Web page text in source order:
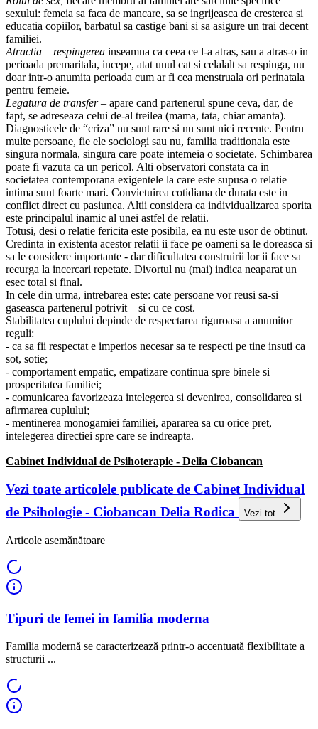
sexului: femeia sa faca de mancare, sa se ingrijeasca de cresterea si
educatia copiilor, barbatul sa castige bani si sa asigure un trai decent
familiei.
Atractia – respingerea inseamna ca ceea ce l-a atras, sau a atras-o in
perioada premaritala, incepe, atat unul cat si celalalt sa respinga, nu
doar intr-o anumita perioada cum ar fi cea menstruala ori perinatala
pentru femeie.
Legatura de transfer– apare cand partenerul spune ceva, dar, de
fapt, se adreseaza celui de-al treilea (mama, tata, chiar amanta).
Diagnosticele de “criza” nu sunt rare si nu sunt nici recente. Pentru
multe persoane, fie ele sociologi sau nu, familia traditionala este
singura normala, singura care poate intemeia o societate. Schimbarea
poate fi vazuta ca un pericol. Alti observatori constata ca in
societatea contemporana exigentele la care este supusa o relatie
intima sunt foarte mari. Convietuirea cotidiana de durata este in
conflict direct cu pasiunea. Altii considera ca individualizarea sporita
este principalul inamic al unei astfel de relatii.
Totusi, desi o relatie fericita este posibila, ea nu este usor de obtinut.
Credinta in existenta acestor relatii ii face pe oameni sa le doreasca si
sa le considere importante - dar dificultatea construirii lor ii face sa
recurga la incercari repetate. Divortul nu (mai) indica neaparat un
esec total si final.
In cele din urma, intrebarea este: cate persoane vor reusi sa-si
gaseasca partenerul potrivit – si cu ce cost.
Stabilitatea cuplului depinde de respectarea riguroasa a anumitor
reguli:
- ca sa fii respectat e imperios necesar sa te respecti pe tine insuti ca
sot, sotie;
- comportament empatic, empatizare continua spre binele si
prosperitatea familiei;
- comunicarea favorizeaza intelegerea si devenirea, consolidarea si
afirmarea cuplului;
- mentinerea monogamiei familiei, apararea sa cu orice pret,
intelegerea directiei spre care se indreapta.
Cabinet Individual de Psihoterapie - Delia Ciobancan
Vezi toate articolele publicate de Cabinet Individual
de Psihologie - Ciobancan Delia Rodica
Vezi tot
Articole asemănătoare
Tipuri de femei in familia moderna
Familia modernă se caracterizează printr-o accentuată flexibilitate a
structurii ...